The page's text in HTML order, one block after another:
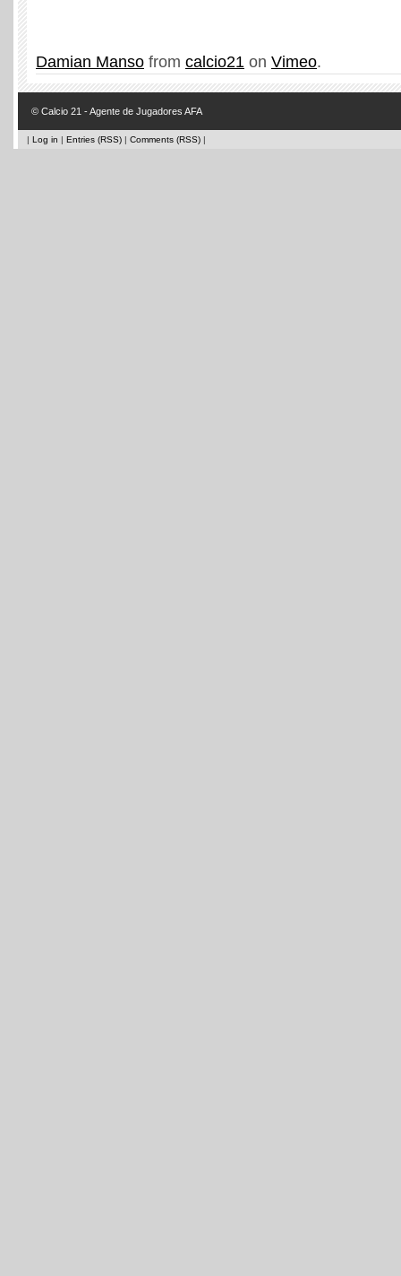
Damian Manso from calcio21 on Vimeo.
© Calcio 21 - Agente de Jugadores AFA
| Log in | Entries (RSS) | Comments (RSS) |